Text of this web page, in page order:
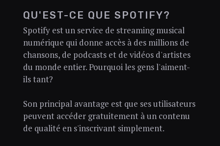
QU'EST-CE QUE SPOTIFY?
Spotify est un service de streaming musical
numérique qui donne accès à des millions de
chansons, de podcasts et de vidéos d'artistes
du monde entier. Pourquoi les gens l'aiment-
ils tant?
Son principal avantage est que ses utilisateurs
peuvent accéder gratuitement à un contenu
de qualité en s'inscrivant simplement.